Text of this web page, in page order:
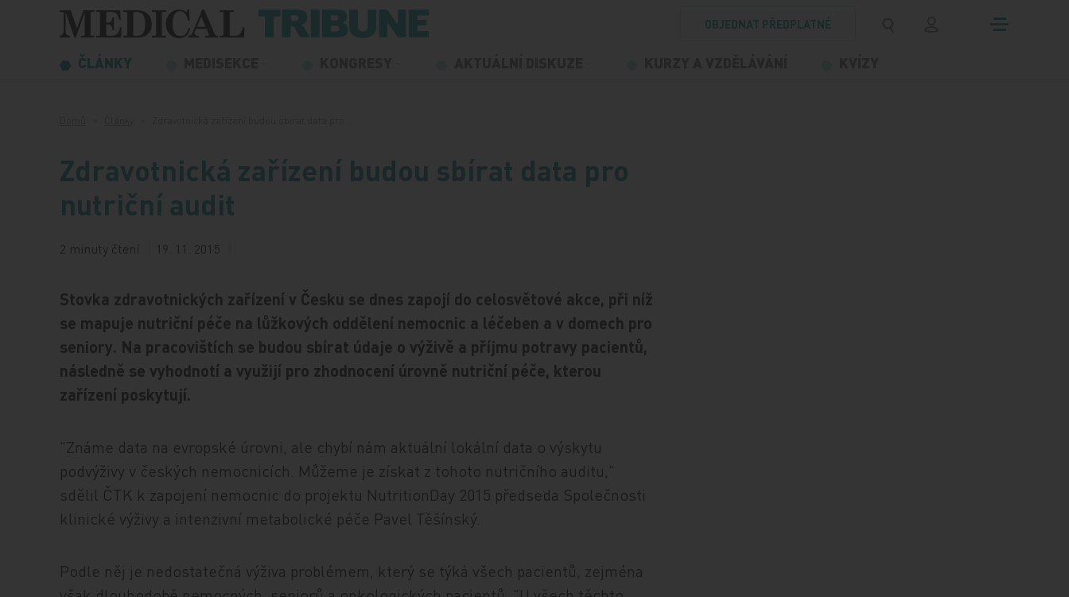
Přeskočit na obsah
OBJEDNAT PŘEDPLATNÉ
ČLÁNKY
Zdravotnická zařízení budou sbírat data pro
nutriční audit
2 minuty čtení 19. 11. 2015
Stovka zdravotnických zařízení v Česku se dnes zapojí do celosvětové akce, při níž
se mapuje nutriční péče na lůžkových oddělení nemocnic a léčeben a v domech pro
seniory. Na pracovištích se budou sbírat údaje o výživě a příjmu potravy pacientů,
následně se vyhodnotí a využijí pro zhodnocení úrovně nutriční péče, kterou
zařízení poskytují.
"Známe data na evropské úrovni, ale chybí nám aktuální lokální data o výskytu
podvýživy v českých nemocnicích. Můžeme je získat z tohoto nutričního auditu,"
sdělil ČTK k zapojení nemocnic do projektu NutritionDay 2015 předseda Společnosti
klinické výživy a intenzivní metabolické péče Pavel Těšínský.
Podle něj je nedostatečná výživa problémem, který se týká všech pacientů, zejména